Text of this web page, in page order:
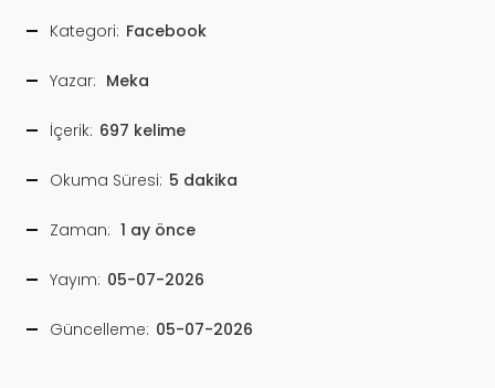
Kategori: Facebook
Yazar: Meka
İçerik: 697 kelime
Okuma Süresi: 5 dakika
Zaman: 1 ay önce
Yayım: 05-07-2026
Güncelleme: 05-07-2026